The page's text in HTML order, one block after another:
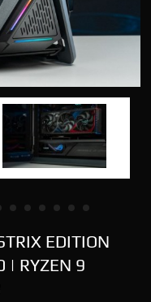
EDITION
| RYZEN 9